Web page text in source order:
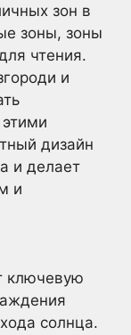
зон в
зоны, зоны
чтения.
и
дизайн
и делает
и
ключевую
солнца.